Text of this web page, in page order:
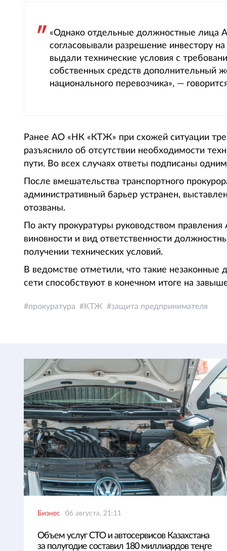
«Однако отдельные должностные лица
согласовывали разрешение инвестору
выдали технические условия с
собственных средств дополнительный
национального перевозчика», —
Ранее АО «НК «КТЖ» при схожей ситуации
разъяснило об отсутствии необходимости
пути. Во всех случаях ответы подписаны
После вмешательства транспортного
административный барьер устранен,
отозваны.
По акту прокуратуры руководством
виновности и вид ответственности
получении технических условий.
В ведомстве отметили, что такие незаконные
сети способствуют в конечном итоге на
прокуратура КТЖ защита предпринимателя
Бизнес 06 августа, 21:11
Объем услуг СТО и автосервисов Казахстана
за полугодие составил 180 миллиардов теңге